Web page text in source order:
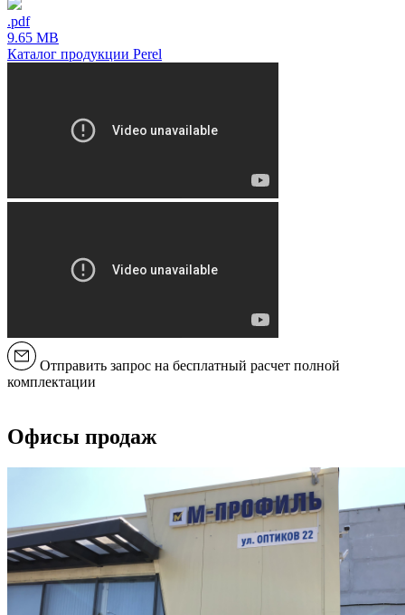
.pdf
9.65 MB
Каталог продукции Perel
Отправить запрос на бесплатный расчет полной
комплектации
Офисы продаж